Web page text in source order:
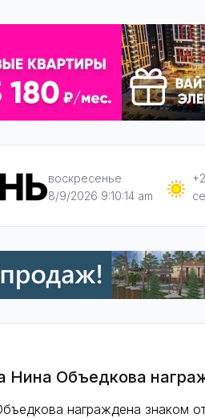
воскресенье
8/9/2026 9:10:15 am
Нина Объедкова
награждена знаком